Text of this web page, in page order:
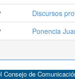
Discursos
Ponencia
Consejo de